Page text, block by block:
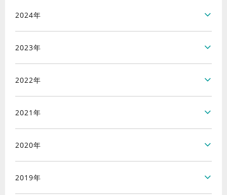
2024年
2023年
2022年
2021年
2020年
2019年